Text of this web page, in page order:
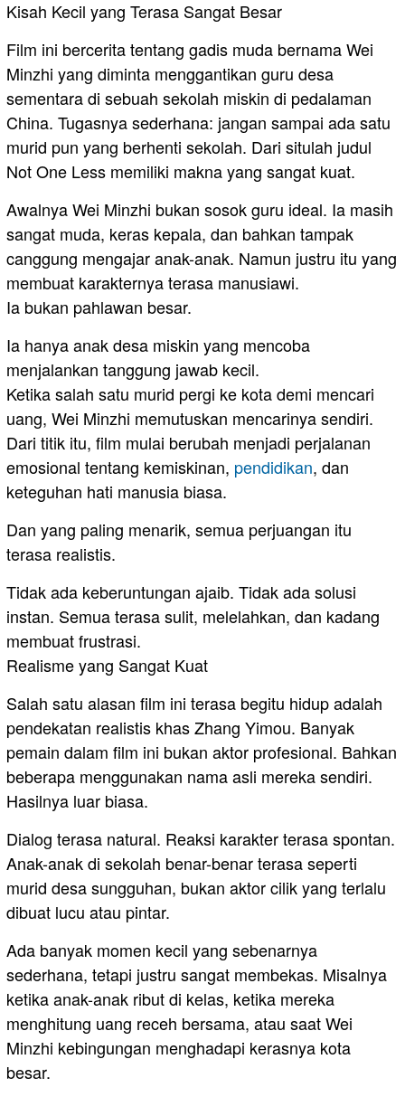
Kisah Kecil yang Terasa Sangat Besar
Film ini bercerita tentang gadis muda bernama Wei
Minzhi yang diminta menggantikan guru desa
sementara di sebuah sekolah miskin di pedalaman
China. Tugasnya sederhana: jangan sampai ada satu
murid pun yang berhenti sekolah. Dari situlah judul
Not One Less memiliki makna yang sangat kuat.
Awalnya Wei Minzhi bukan sosok guru ideal. Ia masih
sangat muda, keras kepala, dan bahkan tampak
canggung mengajar anak-anak. Namun justru itu yang
membuat karakternya terasa manusiawi.
Ia bukan pahlawan besar.
Ia hanya anak desa miskin yang mencoba
menjalankan tanggung jawab kecil.
Ketika salah satu murid pergi ke kota demi mencari
uang, Wei Minzhi memutuskan mencarinya sendiri.
Dari titik itu, film mulai berubah menjadi perjalanan
emosional tentang kemiskinan, pendidikan, dan
keteguhan hati manusia biasa.
Dan yang paling menarik, semua perjuangan itu
terasa realistis.
Tidak ada keberuntungan ajaib. Tidak ada solusi
instan. Semua terasa sulit, melelahkan, dan kadang
membuat frustrasi.
Realisme yang Sangat Kuat
Salah satu alasan film ini terasa begitu hidup adalah
pendekatan realistis khas Zhang Yimou. Banyak
pemain dalam film ini bukan aktor profesional. Bahkan
beberapa menggunakan nama asli mereka sendiri.
Hasilnya luar biasa.
Dialog terasa natural. Reaksi karakter terasa spontan.
Anak-anak di sekolah benar-benar terasa seperti
murid desa sungguhan, bukan aktor cilik yang terlalu
dibuat lucu atau pintar.
Ada banyak momen kecil yang sebenarnya
sederhana, tetapi justru sangat membekas. Misalnya
ketika anak-anak ribut di kelas, ketika mereka
menghitung uang receh bersama, atau saat Wei
Minzhi kebingungan menghadapi kerasnya kota
besar.